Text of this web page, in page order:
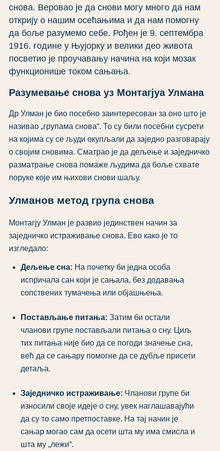
снова. Веровaо је да снови могу много да нам
открију о нашим осећањима и да нам помогну
да боље разумемо себе. Рођен је 9. септембра
1916. године у Њујорку и велики део живота
посветио је проучавању начина на који мозак
функционише током сањања.
Разумевање снова уз Монтагјуа Улмана
Др Улман је био посебно заинтересован за оно што је
називао „групама снова“. То су били посебни сусрети
на којима су се људи окупљали да заједно разговарају
о својим сновима. Сматрао је да дељење и заједничко
разматрање снова помаже људима да боље схвате
поруке које им њихови снови шаљу.
Улманов метод група снова
Монтагју Улман је развио јединствен начин за
заједничко истраживање снова. Ево како је то
изгледало:
Дељење сна: На почетку би једна особа
испричала сан који је сањала, без додавања
сопствених тумачења или објашњења.
Постављање питања: Затим би остали
чланови групе постављали питања о сну. Циљ
тих питања није био да се погоди значење сна,
већ да се сањару помогне да се дубље присети
детаља.
Заједничко истраживање: Чланови групе би
износили своје идеје о сну, увек наглашавајући
да су то само претпоставке. На тај начин је
сањар могао сам да осети шта му има смисла и
шта му „лежи“.